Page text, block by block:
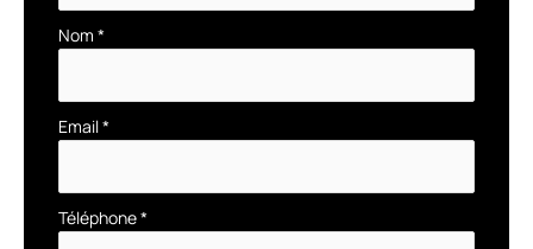
Nom *
Email*
Téléphone*